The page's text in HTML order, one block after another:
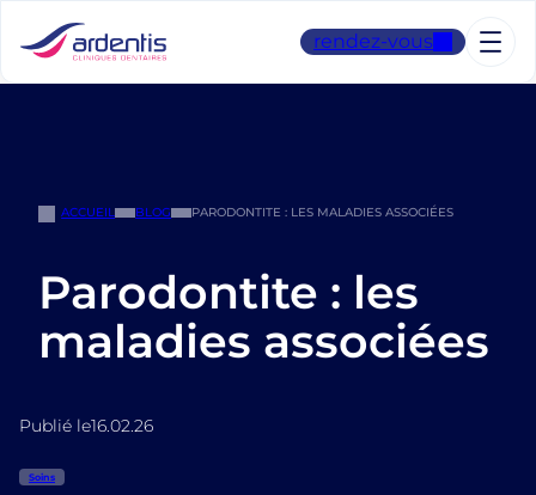
contenu
rendez-vous
ACCUEIL BLOG PARODONTITE : LES MALADIES ASSOCIÉES
Parodontite : les
maladies associées
Publié le16.02.26
Soins